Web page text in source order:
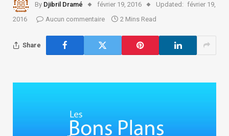
By Djibril Dramé février 19, 2016 Updated: février 19,
2016
Aucun commentaire 2 Mins Read
Share